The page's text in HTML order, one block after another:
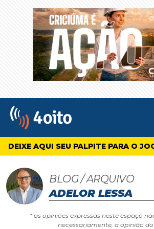
4oito
DEIXE AQUI SEU PALPITE PARA O
BLOG / ARQUIVO
ADELOR LESSA
* as opiniões expressas neste espaço
necessariamente, a opinião